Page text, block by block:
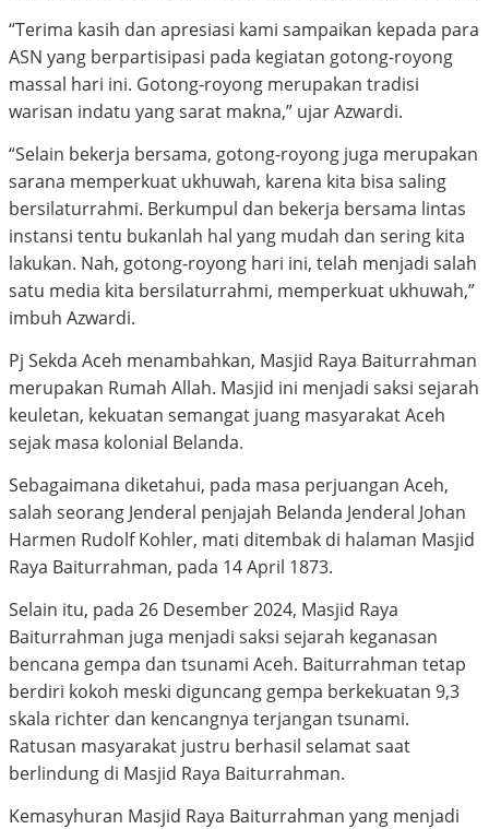
“Terima kasih dan apresiasi kami sampaikan kepada para
ASN yang berpartisipasi pada kegiatan gotong-royong
massal hari ini. Gotong-royong merupakan tradisi
warisan indatu yang sarat makna,” ujar Azwardi.
“Selain bekerja bersama, gotong-royong juga merupakan
sarana memperkuat ukhuwah, karena kita bisa saling
bersilaturrahmi. Berkumpul dan bekerja bersama lintas
instansi tentu bukanlah hal yang mudah dan sering kita
lakukan. Nah, gotong-royong hari ini, telah menjadi salah
satu media kita bersilaturrahmi, memperkuat ukhuwah,”
imbuh Azwardi.
Pj Sekda Aceh menambahkan, Masjid Raya Baiturrahman
merupakan Rumah Allah. Masjid ini menjadi saksi sejarah
keuletan, kekuatan semangat juang masyarakat Aceh
sejak masa kolonial Belanda.
Sebagaimana diketahui, pada masa perjuangan Aceh,
salah seorang Jenderal penjajah Belanda Jenderal Johan
Harmen Rudolf Kohler, mati ditembak di halaman Masjid
Raya Baiturrahman, pada 14 April 1873.
Selain itu, pada 26 Desember 2024, Masjid Raya
Baiturrahman juga menjadi saksi sejarah keganasan
bencana gempa dan tsunami Aceh. Baiturrahman tetap
berdiri kokoh meski diguncang gempa berkekuatan 9,3
skala richter dan kencangnya terjangan tsunami.
Ratusan masyarakat justru berhasil selamat saat
berlindung di Masjid Raya Baiturrahman.
Kemasyhuran Masjid Raya Baiturrahman yang menjadi